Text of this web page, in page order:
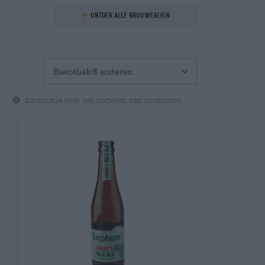
Ontdek alle brouwerijen
Informatie over het sorteren van producten